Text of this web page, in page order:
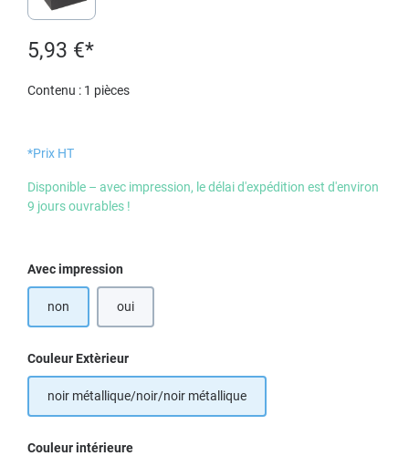
5,93 €*
Contenu : 1 pièces
*Prix HT
Disponible – avec impression, le délai d'expédition est d'environ
9 jours ouvrables !
Sélectionnez
Avec impression
non oui
Sélectionnez
Couleur Extèrieur
noir métallique/noir/noir métallique
Sélectionnez
Couleur intérieure